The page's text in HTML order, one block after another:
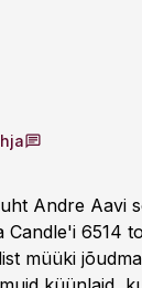
Andre Aavi
Candle'i 6514
müüki